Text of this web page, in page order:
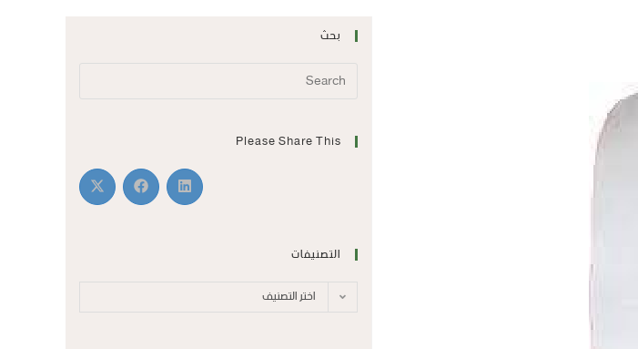
بحث
Please Share This
التصنيفات
اختر التصنيف